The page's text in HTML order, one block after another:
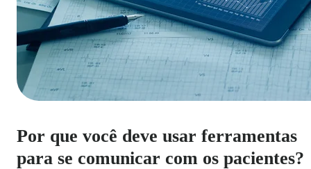
Por que você deve usar ferramentas
para se comunicar com os pacientes?